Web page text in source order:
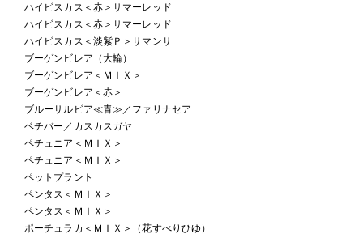
ハイビスカス＜赤＞サマーレッド
ハイビスカス＜赤＞サマーレッド
ハイビスカス＜淡紫Ｐ＞サマンサ
ブーゲンビレア（大輪）
ブーゲンビレア＜ＭＩＸ＞
ブーゲンビレア＜赤＞
ブルーサルビア≪青≫／ファリナセア
ベチバー／カスカスガヤ
ペチュニア＜ＭＩＸ＞
ペチュニア＜ＭＩＸ＞
ペットプラント
ペンタス＜ＭＩＸ＞
ペンタス＜ＭＩＸ＞
ポーチュラカ＜ＭＩＸ＞（花すべりひゆ）